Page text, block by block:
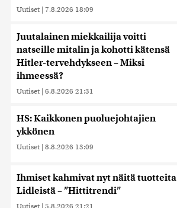
Uutiset | 7.8.2026 18:09
Juutalainen miekkailija voitti
natseille mitalin ja kohotti kätensä
Hitler-tervehdykseen – Miksi
ihmeessä?
Uutiset | 6.8.2026 21:31
HS: Kaikkonen puoluejohtajien
ykkönen
Uutiset | 8.8.2026 13:09
Ihmiset kahmivat nyt näitä tuotteita
Lidleistä – ”Hittitrendi”
Uutiset | 5.8.2026 21:21